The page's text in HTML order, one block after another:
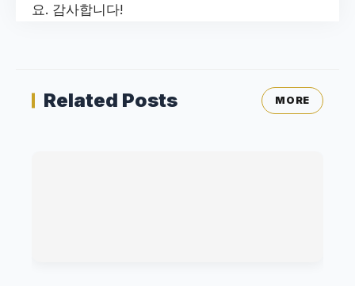
요. 감사합니다!
Related Posts MORE